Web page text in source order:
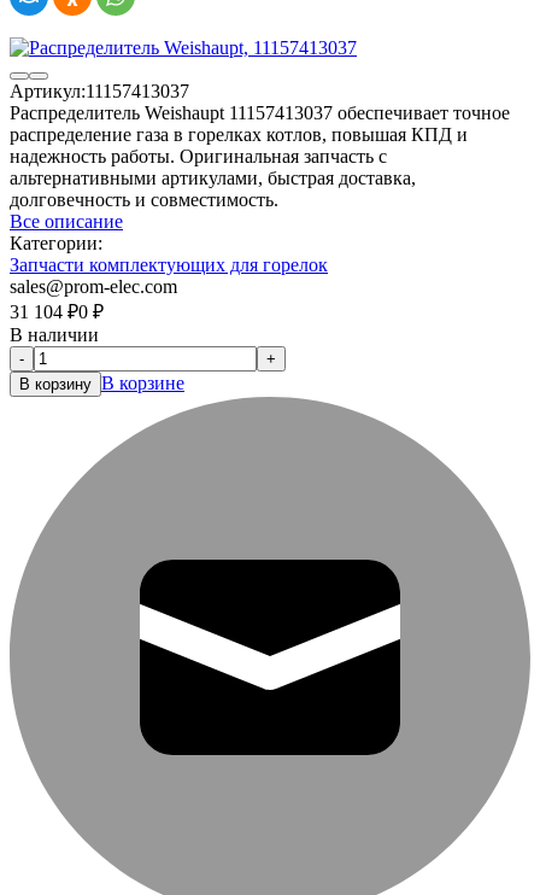
Артикул:11157413037
Распределитель Weishaupt 11157413037 обеспечивает точное
распределение газа в горелках котлов, повышая КПД и
надежность работы. Оригинальная запчасть с
альтернативными артикулами, быстрая доставка,
долговечность и совместимость.
Все описание
Категории:
Запчасти комплектующих для горелок
sales@prom-elec.com
31 104 ₽0 ₽
В наличии
-
+
В корзину В корзине